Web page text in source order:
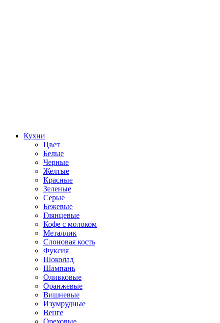
Кухни
Цвет
Белые
Черные
Желтые
Красные
Зеленые
Серые
Бежевые
Глянцевые
Кофе с молоком
Металлик
Слоновая кость
Фуксия
Шоколад
Шампань
Оливковые
Оранжевые
Вишневые
Изумрудные
Венге
Ореховые